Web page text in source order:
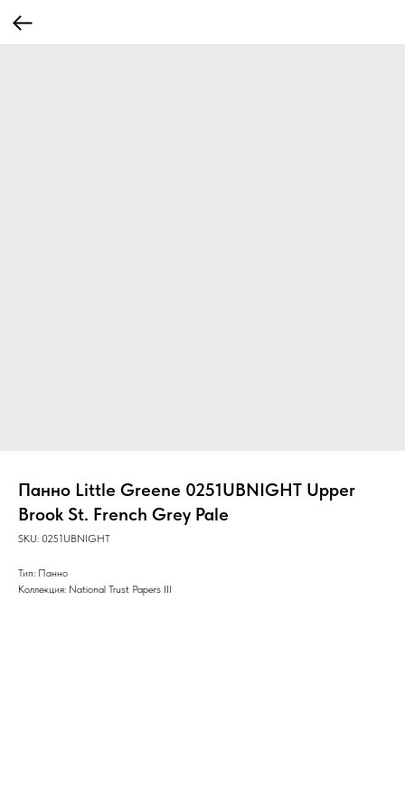
Панно Little Greene 0251UBNIGHT Upper
Brook St. French Grey Pale
SKU: 0251UBNIGHT
Тип: Панно
Коллекция: National Trust Papers III